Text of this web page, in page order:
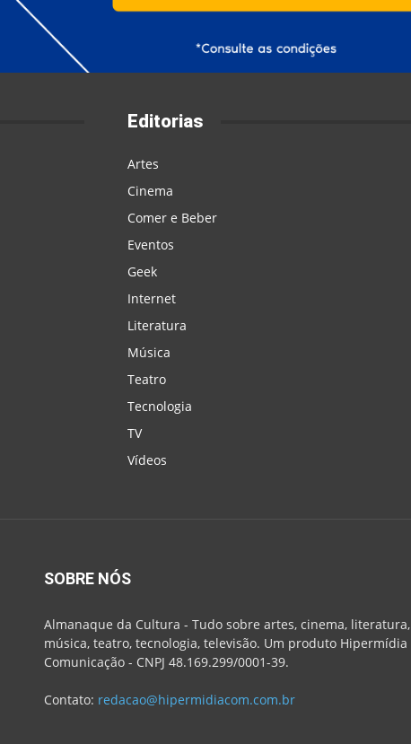
Editorias
Artes
Cinema
Comer e Beber
Eventos
Geek
Internet
Literatura
Música
Teatro
Tecnologia
TV
Vídeos
SOBRE NÓS
Almanaque da Cultura - Tudo sobre artes, cinema, literatura,
música, teatro, tecnologia, televisão. Um produto Hipermídia
Comunicação - CNPJ 48.169.299/0001-39.
Contato: redacao@hipermidiacom.com.br